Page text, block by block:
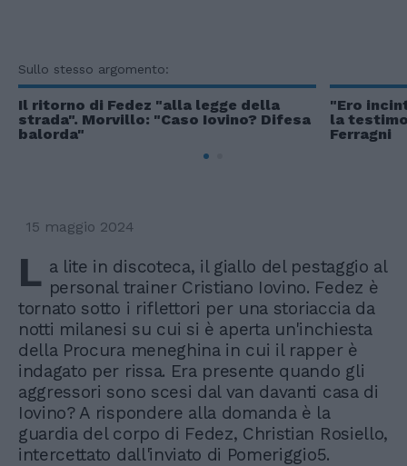
Sullo stesso argomento:
Il ritorno di Fedez "alla legge della
strada". Morvillo: "Caso Iovino? Difesa
balorda"
"Ero
la
Ferragni
15 maggio 2024
L a lite in discoteca, il giallo del pestaggio al
personal trainer Cristiano Iovino. Fedez è
tornato sotto i riflettori per una storiaccia da
notti milanesi su cui si è aperta un'inchiesta
della Procura meneghina in cui il rapper è
indagato per rissa. Era presente quando gli
aggressori sono scesi dal van davanti casa di
Iovino? A rispondere alla domanda è la
guardia del corpo di Fedez, Christian Rosiello,
intercettato dall'inviato di Pomeriggio5.